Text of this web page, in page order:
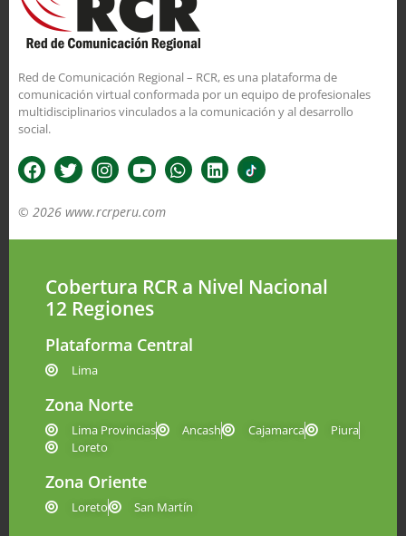
Red de Comunicación Regional – RCR, es una plataforma de
comunicación virtual conformada por un equipo de profesionales
multidisciplinarios vinculados a la comunicación y al desarrollo
social.
© 2026 www.rcrperu.com
Cobertura RCR a Nivel Nacional
12 Regiones
Plataforma Central
Lima
Zona Norte
Lima Provincias Ancash Cajamarca
Piura
Loreto
Zona Oriente
Loreto San Martín